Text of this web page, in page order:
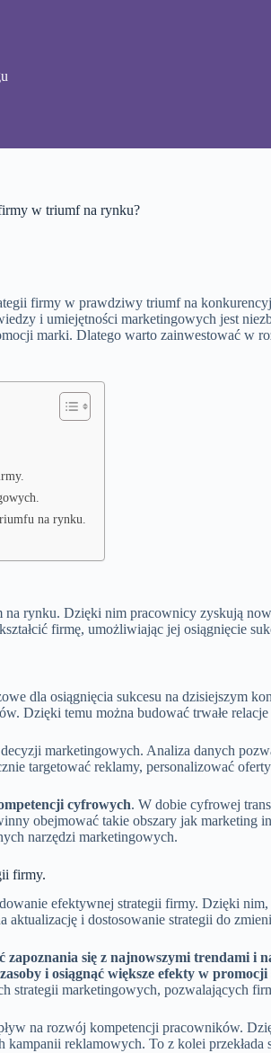
w triumf na rynku?
firmy w prawdziwy triumf na
i umiejętności marketingowych jest
marki. Dlatego warto zainwestować
na rynku.
rynku. Dzięki nim pracownicy zyskują
firmę, umożliwiając jej osiągnięcie
dla osiągnięcia sukcesu na dzisiejszym
Dzięki temu można budować trwałe
marketingowych. Analiza danych
targetować reklamy, personalizować
cyfrowych. W dobie cyfrowej
obejmować takie obszary jak
narzędzi marketingowych.
firmy.
efektywnej strategii firmy. Dzięki
aktualizację i dostosowanie strategii do
się z najnowszymi trendami
i osiągnąć większe efekty w
strategii marketingowych, pozwalających
na rozwój kompetencji pracowników.
reklamowych. To z kolei